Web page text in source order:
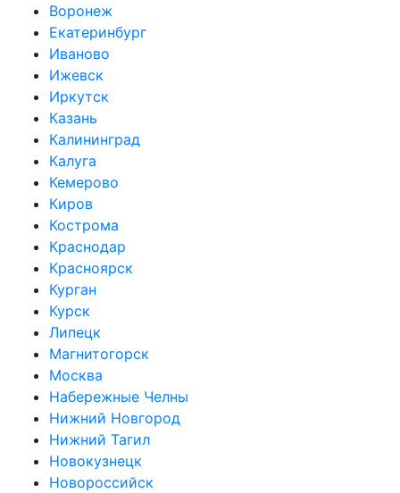
Воронеж
Екатеринбург
Иваново
Ижевск
Иркутск
Казань
Калининград
Калуга
Кемерово
Киров
Кострома
Краснодар
Красноярск
Курган
Курск
Липецк
Магнитогорск
Москва
Набережные Челны
Нижний Новгород
Нижний Тагил
Новокузнецк
Новороссийск